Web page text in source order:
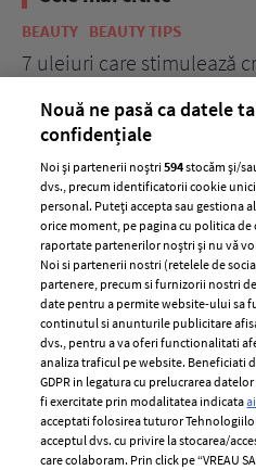
BEAUTY BEAUTY TIPS
7 uleiuri care stimulează
ELLE Style Awards
2024
Despre ELLE
Romania
Contact
Abonamente
Nouă ne pasă ca datele
confidențiale
Noi și partenerii noștri594stocăm și/
dvs., precum identificatorii cookie
personal. Puteți accepta sau gestiona
orice moment, pe pagina cu politica
raportate partenerilor noștri și nu vă
Noi si partenerii nostri (retelele de
partenere, precum si furnizorii nostri
date pentru a permite website-ului sa
continutul si anunturile publicitare
dvs., pentru a va oferi functionalitati
analiza traficul pe website. Beneficiati
GDPR in legatura cu prelucrarea
fi exercitate prin modalitatea indicata
acceptati folosirea tuturor
acceptul dvs. cu privire la stocarea/
care colaboram. Prin click pe “VREAU